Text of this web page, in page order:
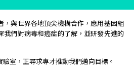
，與世界各地頂尖機構合作，應用基因組
我們對病毒和癌症的了解，並研發先進的
室，正尋求專才推動我們邁向目標。